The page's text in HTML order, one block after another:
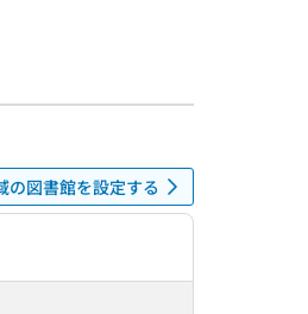
の図書館を設定する